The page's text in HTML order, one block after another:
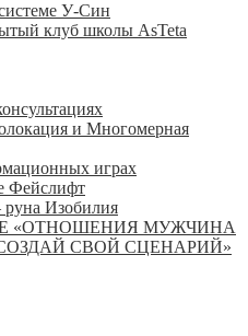
У-Син
клуб школы AsTeta
и Многомерная
играх
Фейслифт
Изобилия
«ОТНОШЕНИЯ МУЖЧИНА
СВОЙ СЦЕНАРИЙ»